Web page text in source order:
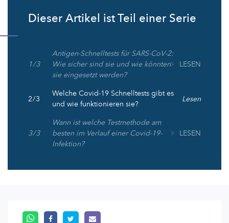
Dieser Artikel ist Teil einer Serie
1 / 3
Antigen-Schnelltests für SARS-CoV-2:
Wie sicher sind sie und wie könnten
sie eingesetzt werden?
LESEN
2 / 3
Welche Covid-19 Schnelltests gibt es
und wie funktionieren sie?
Lesen
3 / 3
Wann ist welche Testmethode am
besten im Verlauf einer Covid-19-
Infektion?
LESEN